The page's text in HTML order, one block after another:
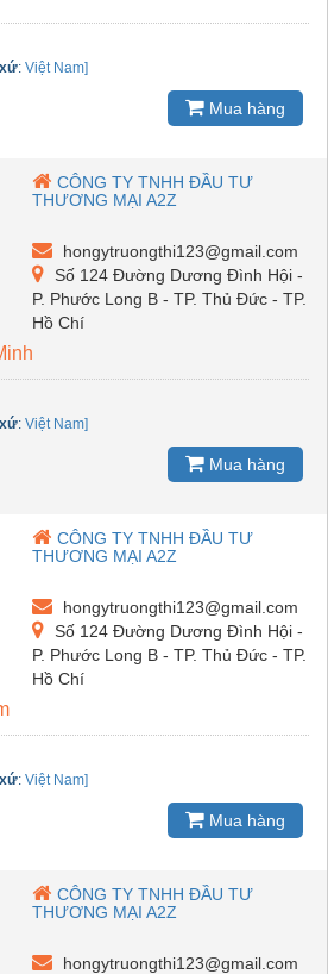
: Việt Nam]
Mua hàng
CÔNG TY TNHH ĐẦU TƯ
THƯƠNG MẠI A2Z
hongytruongthi123@gmail.com
Số 124 Đường Dương Đình Hội -
P. Phước Long B - TP. Thủ Đức - TP.
Hồ Chí
: Việt Nam]
Mua hàng
CÔNG TY TNHH ĐẦU TƯ
THƯƠNG MẠI A2Z
hongytruongthi123@gmail.com
Số 124 Đường Dương Đình Hội -
P. Phước Long B - TP. Thủ Đức - TP.
Hồ Chí
: Việt Nam]
Mua hàng
CÔNG TY TNHH ĐẦU TƯ
THƯƠNG MẠI A2Z
hongytruongthi123@gmail.com